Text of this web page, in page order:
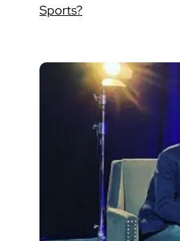
Sports?